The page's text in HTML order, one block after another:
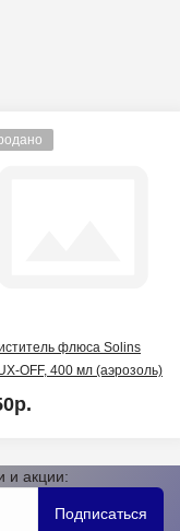
флюса Solins
OFF, 400 мл (аэрозоль)
и акции:
Подписаться